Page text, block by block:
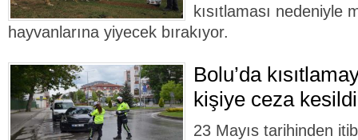
kısıtlaması nedeniyle
hayvanlarına yiyecek bırakıyor.
Bolu’da
kişiye ceza kesildi
23 Mayıs tarihinden